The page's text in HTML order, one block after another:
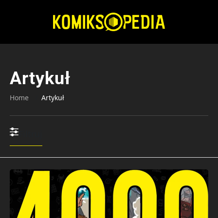
Artykuł
Home Artykuł